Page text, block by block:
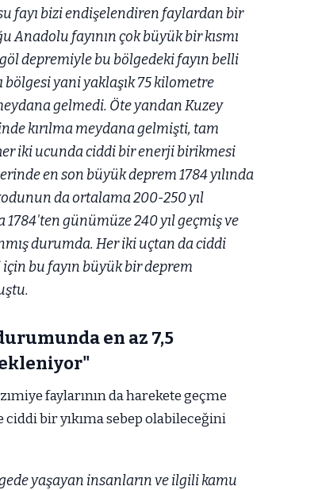
fayı bizi endişelendiren faylardan bir
Anadolu fayının çok büyük bir kısmı
depremiyle bu bölgedeki fayın belli
bölgesi yani yaklaşık 75 kilometre
gelmedi. Öte yandan Kuzey
kırılma meydana gelmişti, tam
iki ucunda ciddi bir enerji birikmesi
en son büyük deprem 1784 yılında
da ortalama 200-250 yıl
günümüze 240 yıl geçmiş ve
durumda. Her iki uçtan da ciddi
bu fayın büyük bir deprem
en az 7,5
faylarının da harekete geçme
bir yıkıma sebep olabileceğini
yaşayan insanların ve ilgili kamu